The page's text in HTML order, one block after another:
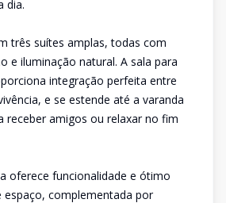
dia.
três suítes amplas, todas com
e iluminação natural. A sala para
integração perfeita entre
e se estende até a varanda
receber amigos ou relaxar no fim
oferece funcionalidade e ótimo
complementada por